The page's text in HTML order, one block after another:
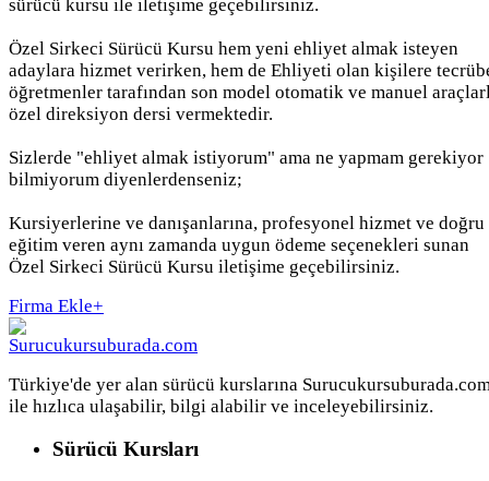
sürücü kursu ile iletişime geçebilirsiniz.
Özel Sirkeci Sürücü Kursu hem yeni ehliyet almak isteyen
adaylara hizmet verirken, hem de Ehliyeti olan kişilere
öğretmenler tarafından son model otomatik ve manuel
özel direksiyon dersi vermektedir.
Sizlerde "ehliyet almak istiyorum" ama ne yapmam gerekiyor
bilmiyorum diyenlerdenseniz;
Kursiyerlerine ve danışanlarına, profesyonel hizmet ve doğru
eğitim veren aynı zamanda uygun ödeme seçenekleri sunan
Özel Sirkeci Sürücü Kursu iletişime geçebilirsiniz.
Firma Ekle+
Türkiye'de yer alan sürücü kurslarına
ile hızlıca ulaşabilir, bilgi alabilir ve inceleyebilirsiniz.
Sürücü Kursları